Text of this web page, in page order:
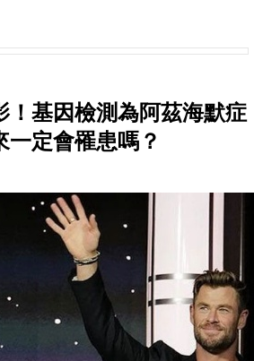
！基因檢測為阿茲海默症
一定會罹患嗎？